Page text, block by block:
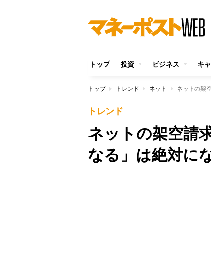
トップ 投資 ビジネス キ
トップ トレンド ネット ネットの架
トレンド
ネットの架空請
なる」は絶対に